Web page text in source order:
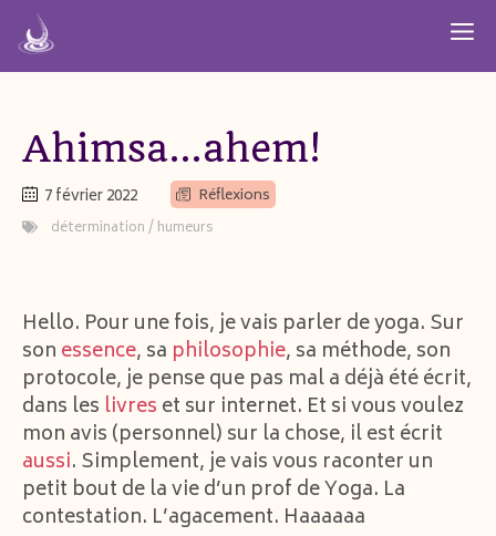
Aller
au
contenu
Ahimsa…ahem!
7 février 2022 Réflexions
détermination/humeurs
Hello. Pour une fois, je vais parler de yoga. Sur
son essence, sa philosophie, sa méthode, son
protocole, je pense que pas mal a déjà été écrit,
dans les livres et sur internet. Et si vous voulez
mon avis (personnel) sur la chose, il est écrit
aussi. Simplement, je vais vous raconter un
petit bout de la vie d’un prof de Yoga. La
contestation. L’agacement. Haaaaaa